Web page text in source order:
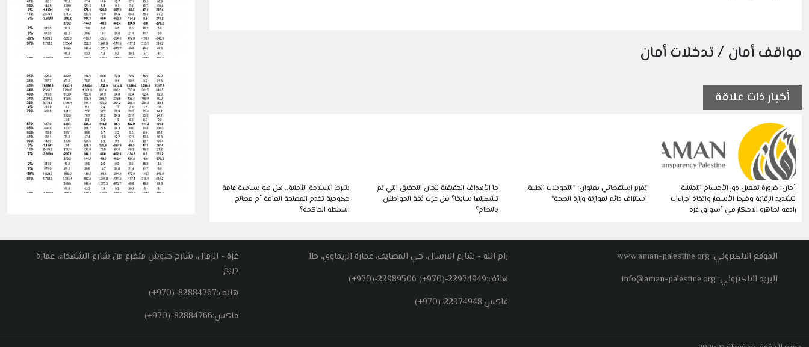
مواقف أمان / تدخلات أمان
أخبار ذات علاقة
أمان: ضرورة تفعيل دور الأجسام التمثيلية
لتشديد الرقابة وضبط الأسعار واتخاذ اجراءات
رادعة لظاهرة الاحتكار في أسواق غزة
تقرير استقصائي بعنوان: "التحويلات الطبية..
استنزاف دائم لموازنة وزارة الصحة"
ما الأهداف الحقيقية للجان التحقيق التي تم
تشكيلها سابقا؟ هل عززت ثقة المواطنين
بالنظام؟
شرط السلامة الأمنية.. هل هو سياسة عامة
حكومية تخدم المصلحة العامة أم مصالح
السلطة الحاكمة؟
الموقع الالكتروني: www.aman-palestine.org
البريد الالكتروني: info@aman-palestine.org
رام الله - شارع الارسال، حي المصايف، عمارة الريماوي، ط1
هاتف:(+970)-22989506 (+970)-22974949
فاكس:(+970)-22974948
غزة - الرمال، شارح حبوش متفرع من شارع الشهداء، عمارة
دريم
هاتف:(+970)-82884767
فاكس:(+970)-82884766